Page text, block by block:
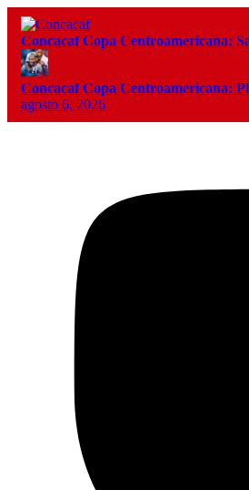
Concacaf Copa Centroamericana:
Concacaf Copa Centroamericana:
agosto 6, 2026